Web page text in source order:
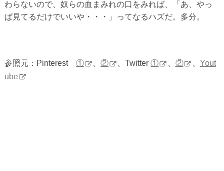
わらないので、奴らの血まみれの口をみれば、「あ、やっ
ぱ見てるだけでいいや・・・」ってなるハズだ。多分。
参照元：Pinterest ① 、② 、Twitter① ②
Yout
ube